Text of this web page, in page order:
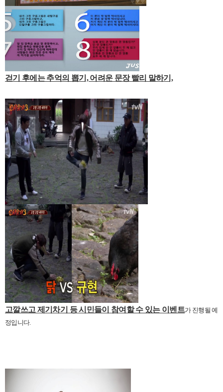
걷기 후에는 추억의 뽑기, 어려운 문장 빨리 말하기,
고깔쓰고 제기차기 등 시민들이 참여할 수 있는 이벤트가 진행될 예
정입니다.